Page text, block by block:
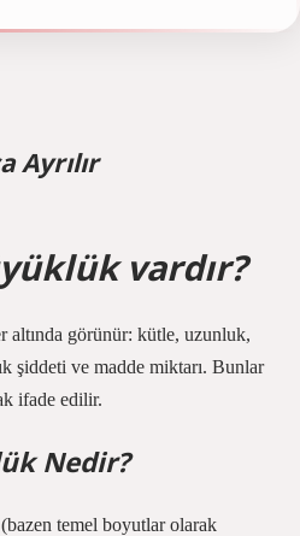
Ayrılır
vardır?
altında görünür: kütle, uzunluk,
şiddeti ve madde miktarı. Bunlar
ifade edilir.
Nedir?
temel boyutlar olarak